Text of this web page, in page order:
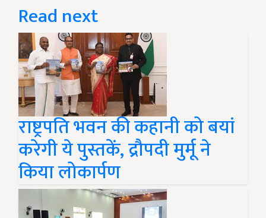
Read next
राष्ट्रपति भवन की कहानी को बयां
करेगी ये पुस्तकें, द्रौपदी मुर्मू ने
किया लोकार्पण